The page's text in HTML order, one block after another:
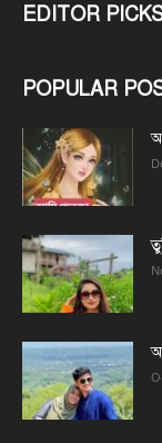
EDITOR
POPULAR